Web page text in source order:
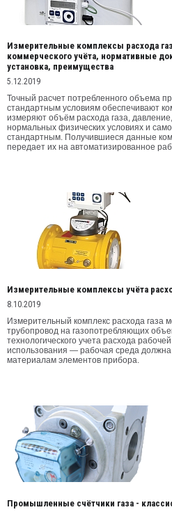
Измерительные комплексы расхода
коммерческого учёта, нормативные
установка, преимущества
5.12.2019
Точный расчет потребленного объема
стандартным условиям обеспечивают
измеряют объём расхода газа,
нормальных физических условиях и
стандартным. Получившиеся данные
передает их на автоматизированное
Измерительные комплексы учёта
8.10.2019
Измерительный комплекс расхода газа
трубопровод на газопотребляющих
технологического учета расхода
использования — рабочая среда должна
материалам элементов прибора.
Промышленные счётчики газа -